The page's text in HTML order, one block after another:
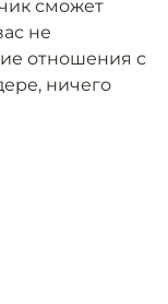
сможет
не
отношения с
ничего